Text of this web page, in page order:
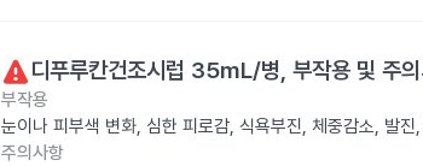
디푸루칸건조시럽 35mL/병, 부작용 및 주
부작용
눈이나 피부색 변화, 심한 피로감, 식욕부진, 체중감소, 발
주의사항